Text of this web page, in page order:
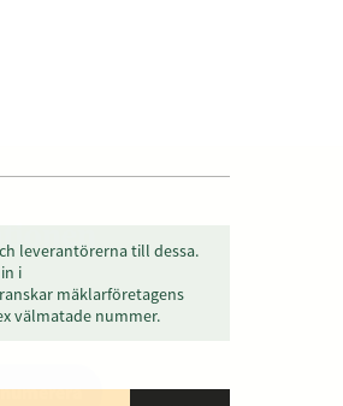
leverantörerna till dessa.
i
mäklarföretagens
välmatade nummer.